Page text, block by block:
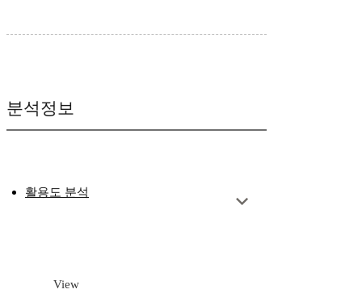
분석정보
활용도 분석
View